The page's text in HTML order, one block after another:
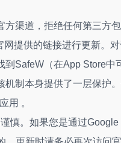
方渠道，拒绝任何第三方
提供的链接进行更新。
SafeW（在App Store中
机制本身提供了一层保护
用 。
慎。如果您是通过